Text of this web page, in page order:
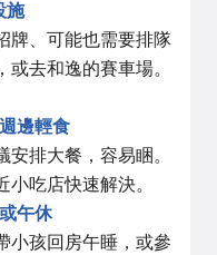
施
牌、可能也需要排隊
去和逸的賽車場。
邊輕食
排大餐，容易睏。
吃店快速解決。
午休
小孩回房午睡，或參